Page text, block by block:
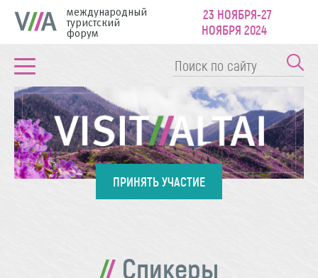
международный
туристский
форум
23 НОЯБРЯ-27
НОЯБРЯ 2024
ПРИНЯТЬ УЧАСТИЕ
Спикеры